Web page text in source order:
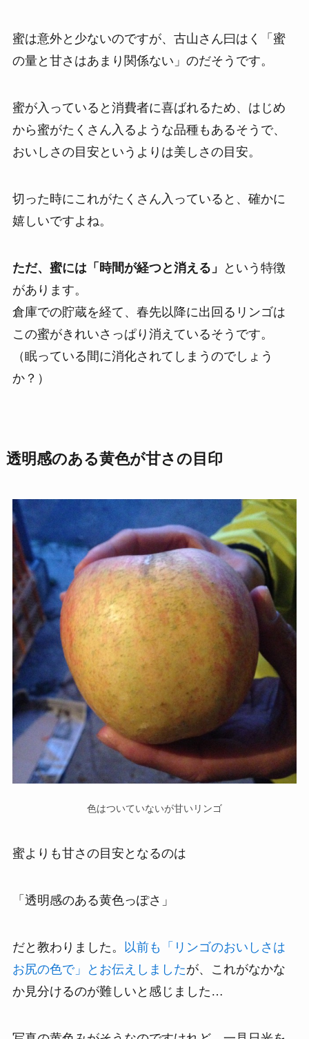
蜜は意外と少ないのですが、古山さん曰はく「蜜
の量と甘さはあまり関係ない」のだそうです。
蜜が入っていると消費者に喜ばれるため、はじめ
から蜜がたくさん入るような品種もあるそうで、
おいしさの目安というよりは美しさの目安。
切った時にこれがたくさん入っていると、確かに
嬉しいですよね。
ただ、蜜には「時間が経つと消える」
という特徴
があります。
倉庫での貯蔵を経て、春先以降に出回るリンゴは
この蜜がきれいさっぱり消えているそうです。
（眠っている間に消化されてしまうのでしょう
か？）
透明感のある黄色が甘さの目印
色はついていないが甘いリンゴ
蜜よりも甘さの目安となるのは
「透明感のある黄色っぽさ」
だと教わりました。
以前も「リンゴのおいしさは
お尻の色で」とお伝えしましたが、これがなかな
か見分けるのが難しいと感じました…